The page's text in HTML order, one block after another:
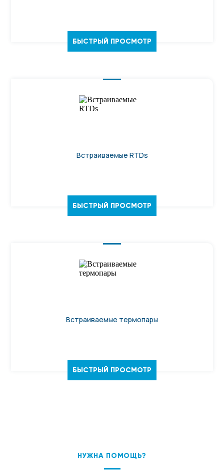
БЫСТРЫЙ ПРОСМОТР
Встраиваемые RTDs
БЫСТРЫЙ ПРОСМОТР
Встраиваемые термопары
БЫСТРЫЙ ПРОСМОТР
НУЖНА ПОМОЩЬ?